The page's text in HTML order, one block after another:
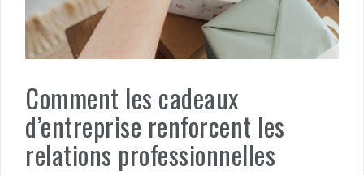
Comment les cadeaux
d’entreprise renforcent les
relations professionnelles